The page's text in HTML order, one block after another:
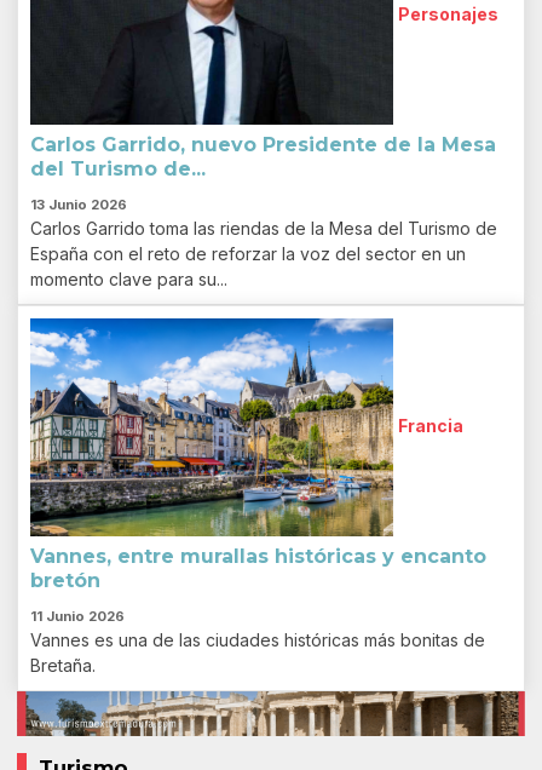
Personajes
Carlos Garrido, nuevo Presidente de la Mesa
del Turismo de...
13 Junio 2026
Carlos Garrido toma las riendas de la Mesa del Turismo de
España con el reto de reforzar la voz del sector en un
momento clave para su...
Francia
Vannes, entre murallas históricas y encanto
bretón
11 Junio 2026
Vannes es una de las ciudades históricas más bonitas de
Bretaña.